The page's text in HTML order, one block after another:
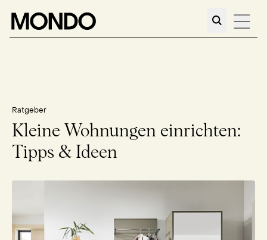
Ratgeber
Kleine Wohnungen einrichten:
Tipps & Ideen